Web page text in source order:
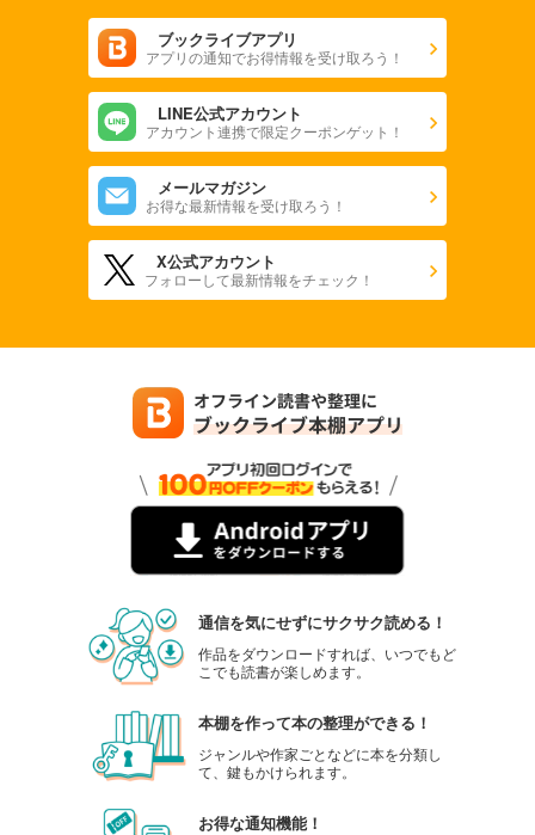
ブックライブアプリ
アプリの通知でお得情報を受け取ろう！
LINE公式アカウント
アカウント連携で限定クーポンゲット！
メールマガジン
お得な最新情報を受け取ろう！
X公式アカウント
フォローして最新情報をチェック！
通信を気にせずにサクサク読める！
作品をダウンロードすれば、いつでもど
こでも読書が楽しめます。
本棚を作って本の整理ができる！
ジャンルや作家ごとなどに本を分類し
て、鍵もかけられます。
お得な通知機能！